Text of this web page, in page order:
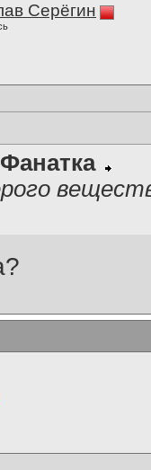
Серёгин
Фанатка